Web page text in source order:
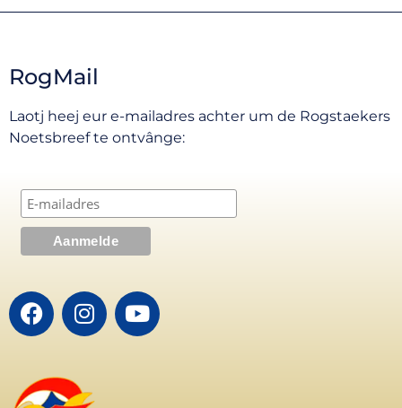
RogMail
Laotj heej eur e-mailadres achter um de Rogstaekers
Noetsbreef te ontvânge: